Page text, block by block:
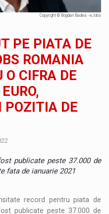
Copyright © Bogdan Badea - eJobs
PE PIATA DE
ROMANIA
CIFRA DE
DE
publicate peste 37.000 de
fata de ianuarie 2021
record pentru piata de
publicate peste 37.000 de